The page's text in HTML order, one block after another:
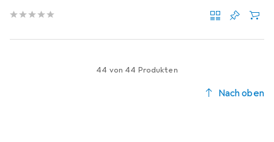
44 von 44 Produkten
Nach oben